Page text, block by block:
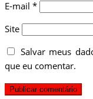
E-mail *
Site
Salvar meus
que eu comentar.